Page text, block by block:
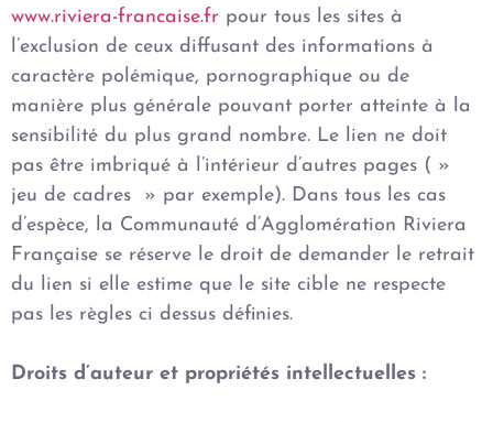
www.riviera-francaise.fr pour tous les sites à
l’exclusion de ceux diffusant des informations à
caractère polémique, pornographique ou de
manière plus générale pouvant porter atteinte à la
sensibilité du plus grand nombre. Le lien ne doit
pas être imbriqué à l’intérieur d’autres pages ( »
jeu de cadres » par exemple). Dans tous les cas
d’espèce, la Communauté d’Agglomération Riviera
Française se réserve le droit de demander le retrait
du lien si elle estime que le site cible ne respecte
pas les règles ci dessus définies.
Droits d’auteur et propriétés intellectuelles :